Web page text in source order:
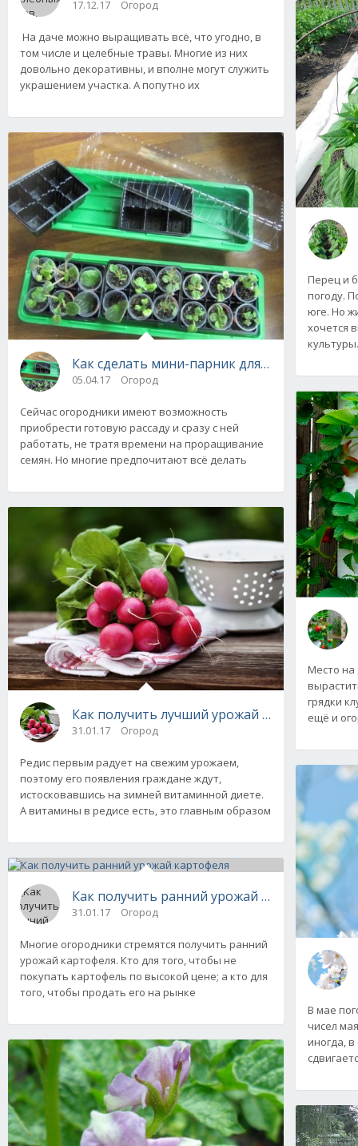
17.12.17 Огород
На даче можно выращивать всё, что угодно, в
том числе и целебные травы. Многие из них
довольно декоративны, и вполне могут служить
украшением участка. А попутно их
Как сделать мини-парник для выращивания
05.04.17 Огород
Сейчас огородники имеют возможность
приобрести готовую рассаду и сразу с ней
работать, не тратя времени на проращивание
семян. Но многие предпочитают всё делать
Как получить лучший урожай редиса:
31.01.17 Огород
Редис первым радует на свежим урожаем,
поэтому его появления граждане ждут,
истосковавшись на зимней витаминной диете.
А витамины в редисе есть, это главным образом
Как получить ранний урожай картофеля
31.01.17 Огород
Многие огородники стремятся получить ранний
урожай картофеля. Кто для того, чтобы не
покупать картофель по высокой цене; а кто для
того, чтобы продать его на рынке
Перец и
погоду.
юге. Но
хочется
культуры.
Место на
грядки
ещё и
В мае
чисел
иногда,